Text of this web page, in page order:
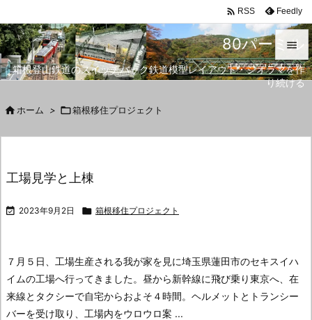
80パーミル
箱根登山鉄道のスイッチバック鉄道模型レイアウト・ジオラマを作
り続ける


メニュ
 RSS Feedly
 ホーム > 箱根移住プロジェクト
工場見学と上棟
 2023年9月2日  箱根移住プロジェクト
７月５日、工場生産される我が家を見に埼玉県蓮田市のセキスイハ
イムの工場へ行ってきました。 昼から新幹線に飛び乗り東京へ、在
来線とタクシーで自宅からおよそ４時間。 ヘルメットとトランシー
バーを受け取り、工場内をウロウロ案 ...